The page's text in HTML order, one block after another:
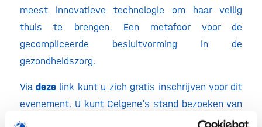
meest innovatieve technologie om haar veilig
thuis te brengen. Een metafoor voor de
gecompliceerde besluitvorming in de
gezondheidszorg.
Viadeze link kunt u zich gratis inschrijven voor dit
evenement. U kunt Celgene’s stand bezoeken van
2 tot en met 5 oktober in de World of Laboratory,